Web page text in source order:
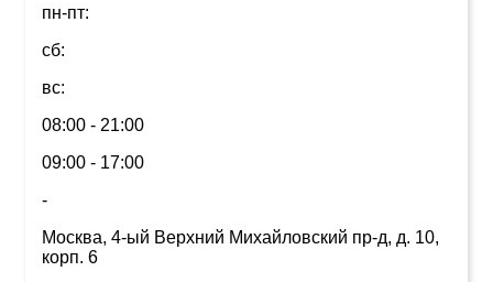
пн-пт:
сб:
вс:
08:00 - 21:00
09:00 - 17:00
-
Москва, 4-ый Верхний Михайловский пр-д, д. 10,
корп. 6